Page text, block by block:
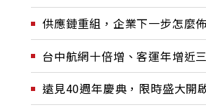
供應鏈重組，企業下一步怎麼
台中航網十倍增、客運年增近
遠見40週年慶典，限時盛大開